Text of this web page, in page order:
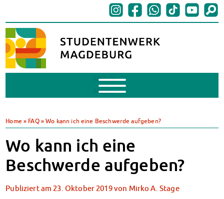
Mobile
Menu
BAföG beantragen
BAföG-FAQs
Dokumente
BAföG-Sprechstunden
Kredite & Stipendien
Mensen & Cafeterien
Home » FAQ»Wo kann ich eine Beschwerde aufgeben?
Wo kann ich eine
Beschwerde aufgeben?
Publiziert am 23. Oktober 2019von Mirko A. Stage